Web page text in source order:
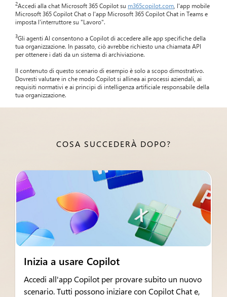
2Accedi alla chat Microsoft 365 Copilot su m365copilot.com , l'app mobile
Microsoft 365 Copilot Chat o l'app Microsoft 365 Copilot Chat in Teams e
imposta l'interruttore su "Lavoro".
3Gli agenti AI consentono a Copilot di accedere alle app specifiche della
tua organizzazione. In passato, ciò avrebbe richiesto una chiamata API
per ottenere i dati da un sistema di archiviazione.
Il contenuto di questo scenario di esempio è solo a scopo dimostrativo.
Dovresti valutare in che modo Copilot si allinea ai processi aziendali, ai
requisiti normativi e ai principi di intelligenza artificiale responsabile della
tua organizzazione.
COSA SUCCEDERÀ DOPO?
Inizia a usare Copilot
Accedi all'app Copilot per provare subito un nuovo
scenario. Tutti possono iniziare con Copilot Chat e,